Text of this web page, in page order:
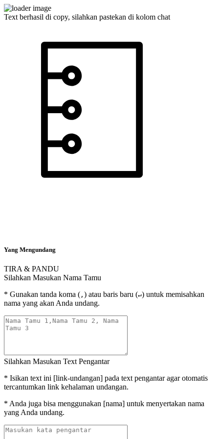
Text berhasil di copy, silahkan pastekan di kolom chat
Yang Mengundang
TIRA & PANDU
Silahkan Masukan Nama Tamu
* Gunakan tanda koma ( , ) atau baris baru (↵) untuk memisahkan
nama yang akan Anda undang.
Silahkan Masukan Text Pengantar
* Isikan text ini [link-undangan] pada text pengantar agar otomatis
tercantumkan link kehalaman undangan.
* Anda juga bisa menggunakan [nama] untuk menyertakan nama
yang Anda undang.